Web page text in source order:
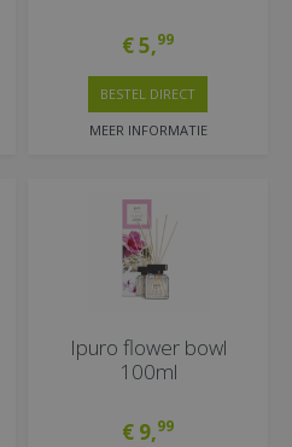
€5,99
MEER INFORMATIE
BESTEL DIRECT
Ipuro flower bowl
100ml
€ 9,99